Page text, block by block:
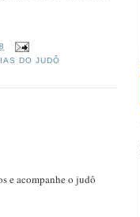
DO JUDÔ
e acompanhe o judô